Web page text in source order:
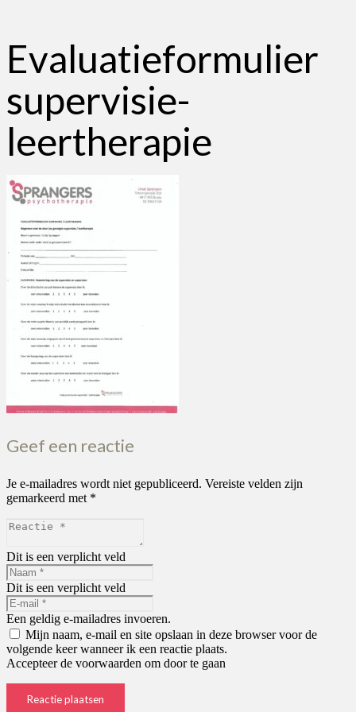
Evaluatieformulier
supervisie-
leertherapie
Geef een reactie
Je e-mailadres wordt niet gepubliceerd. Vereiste velden zijn
gemarkeerd met *
Dit is een verplicht veld
Dit is een verplicht veld
Een geldig e-mailadres invoeren.
Mijn naam, e-mail en site opslaan in deze browser voor de
volgende keer wanneer ik een reactie plaats.
Accepteer de voorwaarden om door te gaan
Reactie plaatsen